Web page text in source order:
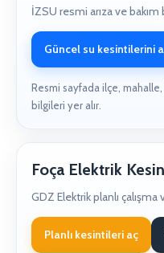
İZSU resmi arıza ve bakım
Güncel su kesintilerini
Resmi sayfada ilçe,
bilgileri yer alır.
Foça Elektrik
GDZ Elektrik planlı çalışma
Planlı kesintileri aç